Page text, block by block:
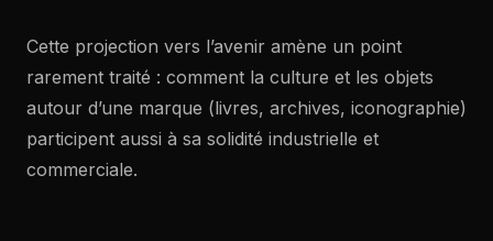
Cette projection vers l’avenir amène un point
rarement traité : comment la culture et les objets
autour d’une marque (livres, archives, iconographie)
participent aussi à sa solidité industrielle et
commerciale.